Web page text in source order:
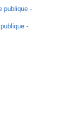
publique -
-